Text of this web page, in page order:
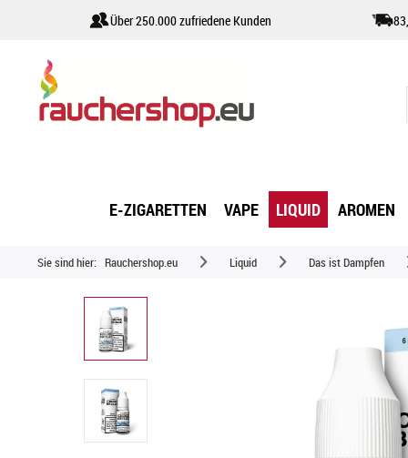
Über 250.000 zufriedene Kunden
E-ZIGARETTEN VAPE LIQUID AROMEN
Sie sind hier: Rauchershop.eu Liquid Das ist Dampfen